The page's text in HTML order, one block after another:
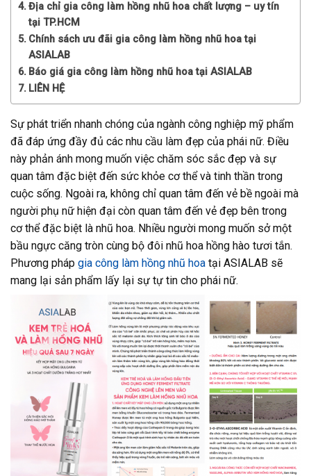
Địa chỉ gia công làm hồng nhũ hoa chất lượng – uy tín
tại TP.HCM
Chính sách ưu đãi gia công làm hồng nhũ hoa tại
ASIALAB
Báo giá gia công làm hồng nhũ hoa tại ASIALAB
LIÊN HỆ
Sự phát triển nhanh chóng của ngành công nghiệp mỹ phẩm
đã đáp ứng đầy đủ các nhu cầu làm đẹp của phái nữ. Điều
này phản ánh mong muốn việc chăm sóc sắc đẹp và sự
quan tâm đặc biệt đến sức khỏe cơ thể và tinh thần trong
cuộc sống. Ngoài ra, không chỉ quan tâm đến vẻ bề ngoài mà
người phụ nữ hiện đại còn quan tâm đến vẻ đẹp bên trong
cơ thể đặc biệt là nhũ hoa. Nhiều người mong muốn sở một
bầu ngực căng tròn cùng bộ đôi nhũ hoa hồng hào tươi tắn.
Phương pháp gia công làm hồng nhũ hoa tại ASIALAB sẽ
mang lại sản phẩm lấy lại sự tự tin cho phái nữ.